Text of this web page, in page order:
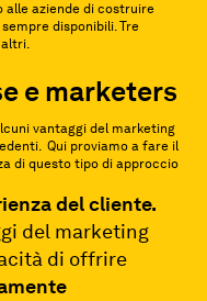
alle aziende di costruire
disponibili. Tre
altri.
e marketers
vantaggi del marketing
Qui proviamo a fare il
di questo tipo di approccio
del cliente.
del marketing
di offrire